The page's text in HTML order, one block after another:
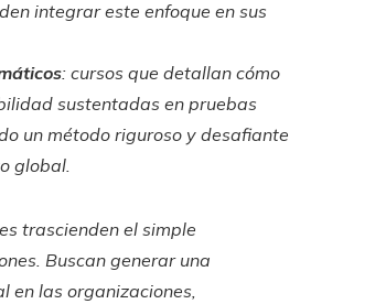
integrar este enfoque en sus
: cursos que detallan cómo
sustentadas en pruebas
un método riguroso y desafiante
global.
trascienden el simple
Buscan generar una
en las organizaciones,